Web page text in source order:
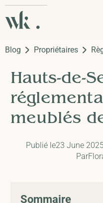
Blog Propriétaires
Hauts-de-
meublés
Publié le23 June 2025
Par
Sommaire